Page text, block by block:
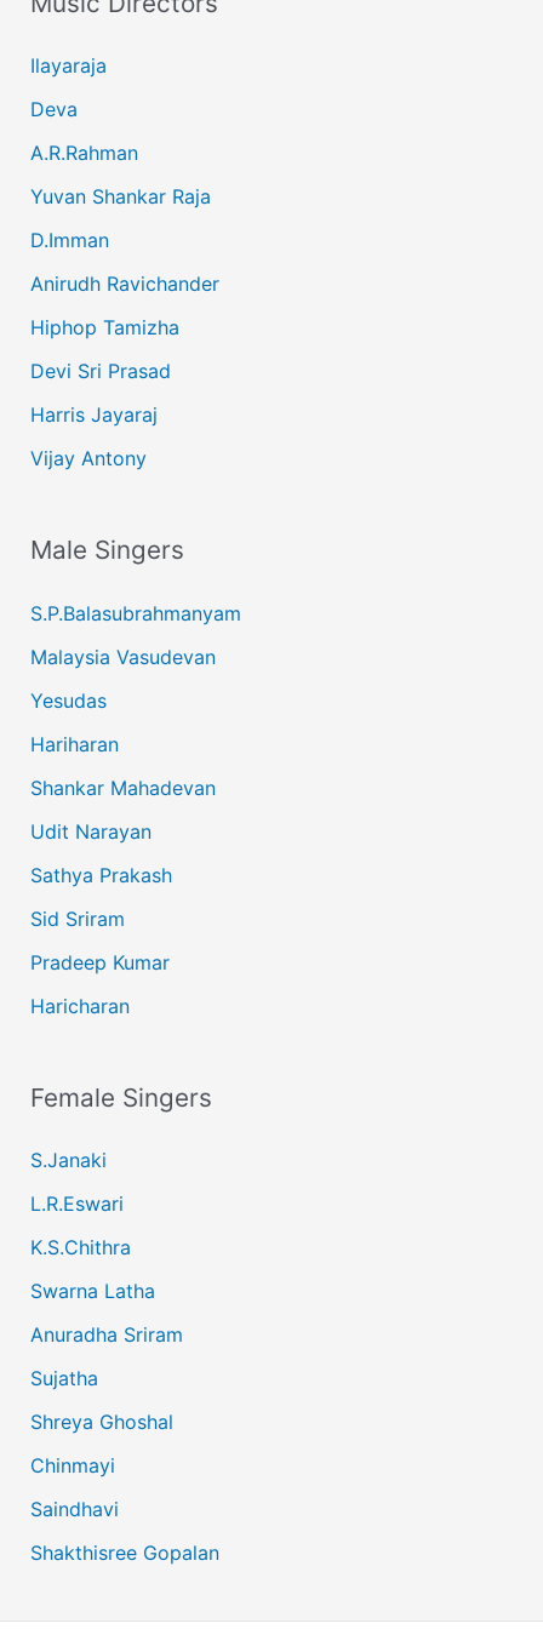
Ilayaraja
Deva
A.R.Rahman
Yuvan Shankar Raja
D.Imman
Anirudh Ravichander
Hiphop Tamizha
Devi Sri Prasad
Harris Jayaraj
Vijay Antony
Male Singers
S.P.Balasubrahmanyam
Malaysia Vasudevan
Yesudas
Hariharan
Shankar Mahadevan
Udit Narayan
Sathya Prakash
Sid Sriram
Pradeep Kumar
Haricharan
Female Singers
S.Janaki
L.R.Eswari
K.S.Chithra
Swarna Latha
Anuradha Sriram
Sujatha
Shreya Ghoshal
Chinmayi
Saindhavi
Shakthisree Gopalan